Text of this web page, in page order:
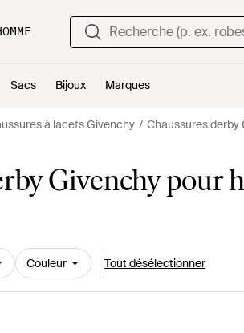
Sacs Bijoux Marques
à lacets Givenchy Chaussures derby
Givenchy pour
Couleur Tout désélectionner